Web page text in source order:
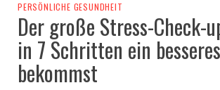
PERSÖNLICHE GESUNDHEIT
Der große Stress-Check-
in 7 Schritten ein
bekommst